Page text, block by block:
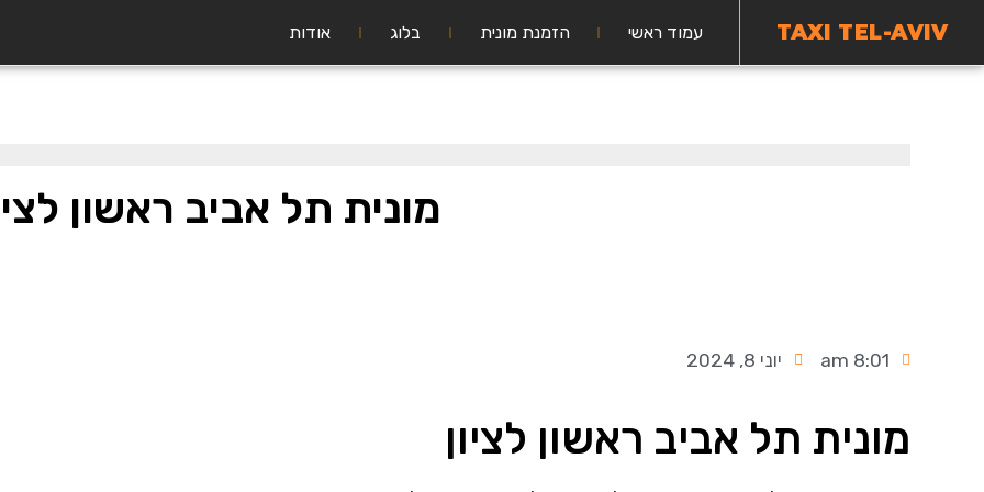
TAXI TEL-AVIV עמוד ראשי הזמנת מונית בלוג אודות
מונית תל אביב ראשון
8:01 am יוני 8, 2024
מונית תל אביב ראשון לציון